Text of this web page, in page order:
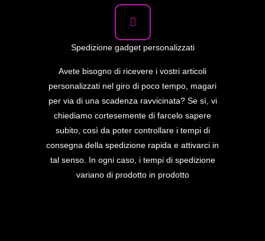
Spedizione gadget personalizzati
Avete bisogno di ricevere i vostri articoli
personalizzati nel giro di poco tempo, magari
per via di una scadenza ravvicinata? Se sì, vi
chiediamo cortesemente di farcelo sapere
subito, così da poter controllare i tempi di
consegna della spedizione rapida e attivarci in
tal senso. In ogni caso, i tempi di spedizione
variano di prodotto in prodotto